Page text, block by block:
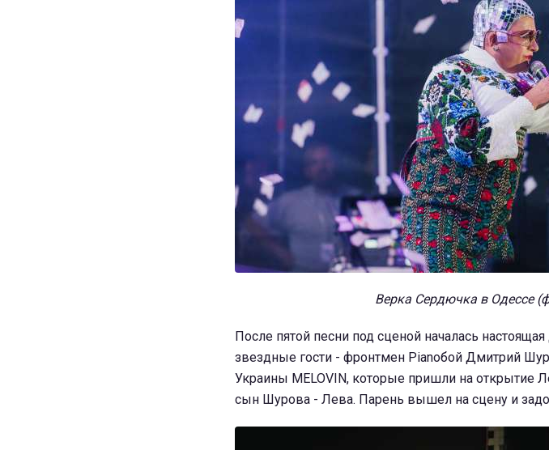
Верка Сердючка в Одессе
После пятой песни под сценой началась
звездные гости - фронтмен Pianoбой Дмитрий
Украины MELOVIN, которые пришли на открытие
сын Шурова - Лева. Парень вышел на сцену и